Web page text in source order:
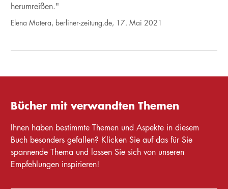
herumreißen."
Elena Matera, berliner-zeitung.de, 17. Mai 2021
Bücher mit verwandten Themen
Ihnen haben bestimmte Themen und Aspekte in diesem
Buch besonders gefallen? Klicken Sie auf das für Sie
spannende Thema und lassen Sie sich von unseren
Empfehlungen inspirieren!